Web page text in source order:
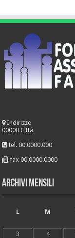
Indirizzo
00000 Città
tel. 00.0000.000
fax 00.0000.0000
Archivi mensili
L
M
3
4